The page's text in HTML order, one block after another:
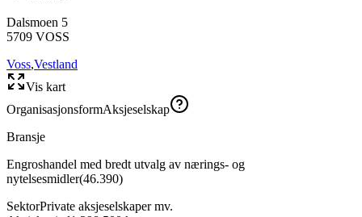
Dalsmoen 5
5709 VOSS
Voss,Vestland
Vis kart
OrganisasjonsformAksjeselskap
Bransje
Engroshandel med bredt utvalg av nærings- og
nytelsesmidler(46.390)
SektorPrivate aksjeselskaper mv.